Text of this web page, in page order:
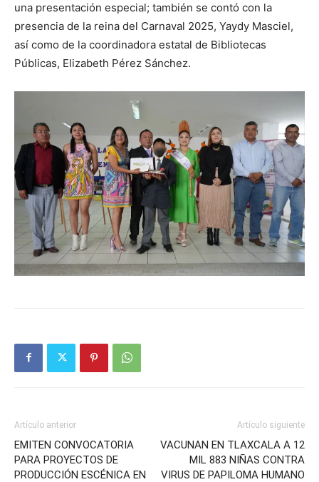
una presentación especial; también se contó con la
presencia de la reina del Carnaval 2025, Yaydy Masciel,
así como de la coordinadora estatal de Bibliotecas
Públicas, Elizabeth Pérez Sánchez.
Artículo anterior
EMITEN CONVOCATORIA
PARA PROYECTOS DE
PRODUCCIÓN ESCÉNICA EN
Artículo siguiente
VACUNAN EN TLAXCALA A 12
MIL 883 NIÑAS CONTRA
VIRUS DE PAPILOMA HUMANO